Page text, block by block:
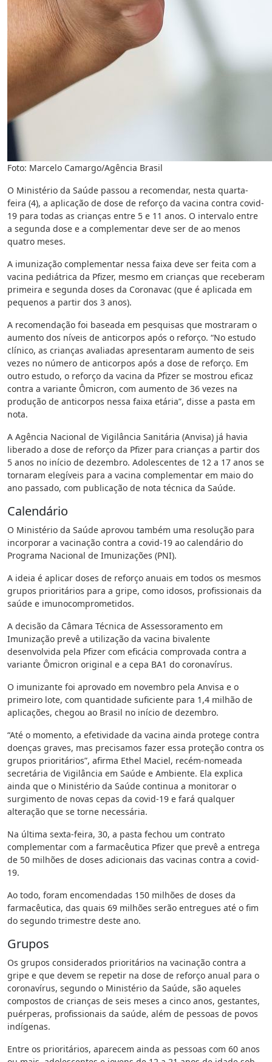
Foto: Marcelo Camargo/Agência Brasil
O Ministério da Saúde passou a recomendar, nesta quarta-
feira (4), a aplicação de dose de reforço da vacina contra covid-
19 para todas as crianças entre 5 e 11 anos. O intervalo entre
a segunda dose e a complementar deve ser de ao menos
quatro meses.
A imunização complementar nessa faixa deve ser feita com a
vacina pediátrica da Pfizer, mesmo em crianças que receberam
primeira e segunda doses da Coronavac (que é aplicada em
pequenos a partir dos 3 anos).
A recomendação foi baseada em pesquisas que mostraram o
aumento dos níveis de anticorpos após o reforço. “No estudo
clínico, as crianças avaliadas apresentaram aumento de seis
vezes no número de anticorpos após a dose de reforço. Em
outro estudo, o reforço da vacina da Pfizer se mostrou eficaz
contra a variante Ômicron, com aumento de 36 vezes na
produção de anticorpos nessa faixa etária”, disse a pasta em
nota.
A Agência Nacional de Vigilância Sanitária (Anvisa) já havia
liberado a dose de reforço da Pfizer para crianças a partir dos
5 anos no início de dezembro. Adolescentes de 12 a 17 anos se
tornaram elegíveis para a vacina complementar em maio do
ano passado, com publicação de nota técnica da Saúde.
Calendário
O Ministério da Saúde aprovou também uma resolução para
incorporar a vacinação contra a covid-19 ao calendário do
Programa Nacional de Imunizações (PNI).
A ideia é aplicar doses de reforço anuais em todos os mesmos
grupos prioritários para a gripe, como idosos, profissionais da
saúde e imunocomprometidos.
A decisão da Câmara Técnica de Assessoramento em
Imunização prevê a utilização da vacina bivalente
desenvolvida pela Pfizer com eficácia comprovada contra a
variante Ômicron original e a cepa BA1 do coronavírus.
O imunizante foi aprovado em novembro pela Anvisa e o
primeiro lote, com quantidade suficiente para 1,4 milhão de
aplicações, chegou ao Brasil no início de dezembro.
“Até o momento, a efetividade da vacina ainda protege contra
doenças graves, mas precisamos fazer essa proteção contra os
grupos prioritários”, afirma Ethel Maciel, recém-nomeada
secretária de Vigilância em Saúde e Ambiente. Ela explica
ainda que o Ministério da Saúde continua a monitorar o
surgimento de novas cepas da covid-19 e fará qualquer
alteração que se torne necessária.
Na última sexta-feira, 30, a pasta fechou um contrato
complementar com a farmacêutica Pfizer que prevê a entrega
de 50 milhões de doses adicionais das vacinas contra a covid-
19.
Ao todo, foram encomendadas 150 milhões de doses da
farmacêutica, das quais 69 milhões serão entregues até o fim
do segundo trimestre deste ano.
Grupos
Os grupos considerados prioritários na vacinação contra a
gripe e que devem se repetir na dose de reforço anual para o
coronavírus, segundo o Ministério da Saúde, são aqueles
compostos de crianças de seis meses a cinco anos, gestantes,
puérperas, profissionais da saúde, além de pessoas de povos
indígenas.
Entre os prioritários, aparecem ainda as pessoas com 60 anos